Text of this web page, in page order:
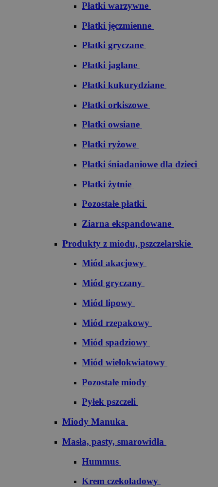
Płatki warzywne
Płatki jęczmienne
Płatki gryczane
Płatki jaglane
Płatki kukurydziane
Płatki orkiszowe
Płatki owsiane
Płatki ryżowe
Płatki śniadaniowe dla dzieci
Płatki żytnie
Pozostałe płatki
Ziarna ekspandowane
Produkty z miodu, pszczelarskie
Miód akacjowy
Miód gryczany
Miód lipowy
Miód rzepakowy
Miód spadziowy
Miód wielokwiatowy
Pozostałe miody
Pyłek pszczeli
Miody Manuka
Masła, pasty, smarowidła
Hummus
Krem czekoladowy